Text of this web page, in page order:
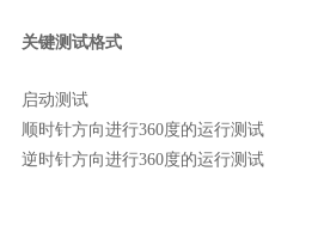
关键测试格式
启动测试
顺时针方向进行360度的运行测试
逆时针方向进行360度的运行测试